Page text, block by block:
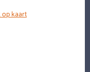
op kaart